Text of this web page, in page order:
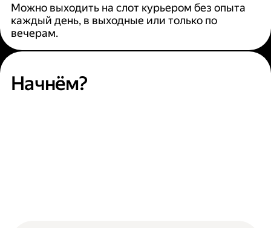
Можно выходить на слот курьером без опыта
каждый день, в выходные или только по
вечерам.
Начнём?